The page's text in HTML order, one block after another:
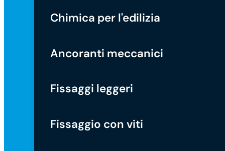
Chimica per l'edilizia
Ancoranti meccanici
Fissaggi leggeri
Fissaggio con viti